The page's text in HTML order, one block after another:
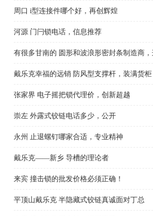
周口 i型连接件哪个好，再创辉煌
河源 门闩锁电话，信息推荐
有很多甘南的 圆形和波浪形密封条制造商
戴乐克幸福的远销 防风型支撑杆，装满货柜
张家界 电子摇把锁代理价，创新超越
崇左 外露式铰链电话多少，公开
永州 止退螺钉哪家合适，专业精神
戴乐克——新乡 导槽的理论者
来宾 撞击锁的批发价格必须正确！
平顶山戴乐克 半隐藏式铰链真诚面对丁总